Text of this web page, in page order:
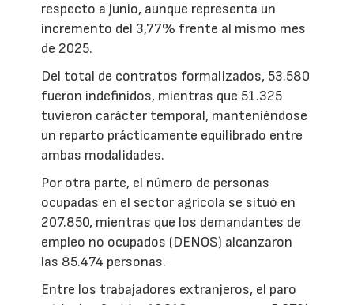
respecto a junio, aunque representa un
incremento del 3,77% frente al mismo mes
de 2025.
Del total de contratos formalizados, 53.580
fueron indefinidos, mientras que 51.325
tuvieron carácter temporal, manteniéndose
un reparto prácticamente equilibrado entre
ambas modalidades.
Por otra parte, el número de personas
ocupadas en el sector agrícola se situó en
207.850, mientras que los demandantes de
empleo no ocupados (DENOS) alcanzaron
las 85.474 personas.
Entre los trabajadores extranjeros, el paro